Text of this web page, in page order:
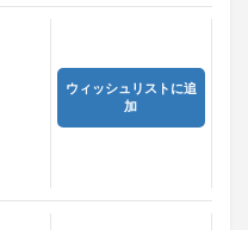
ウィッシュリストに追
加